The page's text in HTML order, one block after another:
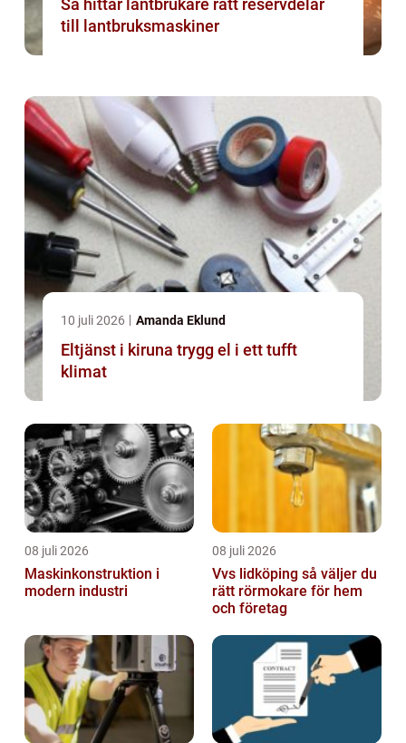
Så hittar lantbrukare rätt reservdelar
till lantbruksmaskiner
10 juli 2026 Amanda Eklund
Eltjänst i kiruna trygg el i ett tufft
klimat
08 juli 2026
Maskinkonstruktion i
modern industri
08 juli 2026
Vvs lidköping så väljer du
rätt rörmokare för hem
och företag